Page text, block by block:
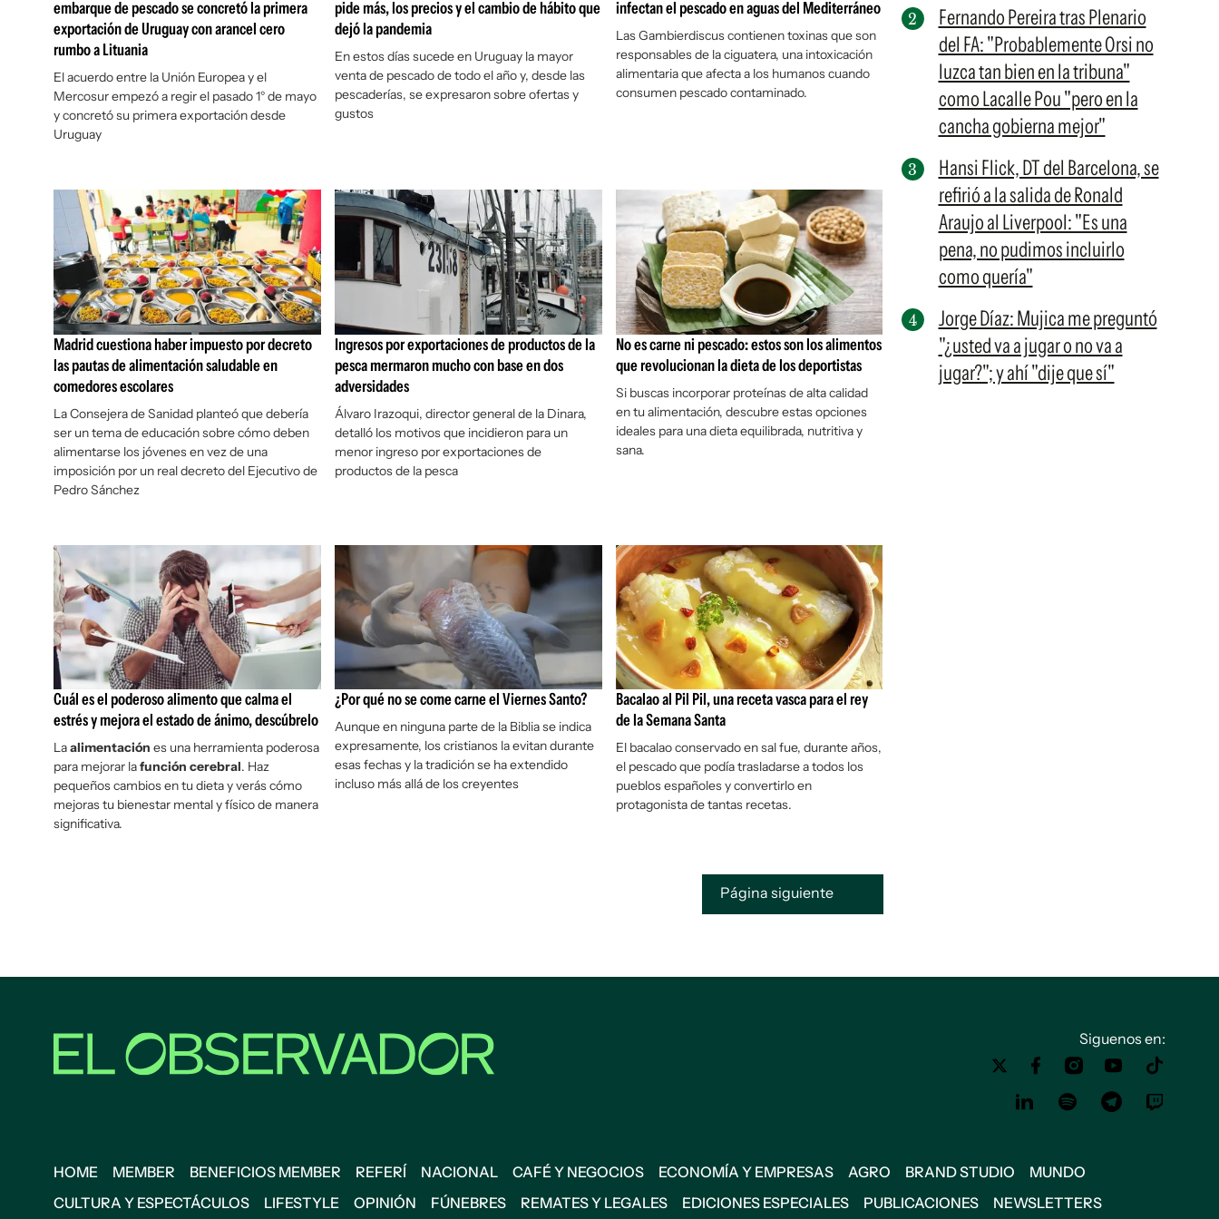
embarque de pescado se concretó la primera
exportación de Uruguay con arancel cero
rumbo a Lituania
El acuerdo entre la Unión Europea y el
Mercosur empezó a regir el pasado 1° de mayo
y concretó su primera exportación desde
Uruguay
pide más, los precios y el cambio de hábito que
dejó la pandemia
En estos días sucede en Uruguay la mayor
venta de pescado de todo el año y, desde las
pescaderías, se expresaron sobre ofertas y
gustos
infectan el pescado en aguas del Mediterráneo
Las Gambierdiscus contienen toxinas que son
responsables de la ciguatera, una intoxicación
alimentaria que afecta a los humanos cuando
consumen pescado contaminado.
Madrid cuestiona haber impuesto por decreto
las pautas de alimentación saludable en
comedores escolares
La Consejera de Sanidad planteó que debería
ser un tema de educación sobre cómo deben
alimentarse los jóvenes en vez de una
imposición por un real decreto del Ejecutivo de
Pedro Sánchez
Ingresos por exportaciones de productos de la
pesca mermaron mucho con base en dos
adversidades
Álvaro Irazoqui, director general de la Dinara,
detalló los motivos que incidieron para un
menor ingreso por exportaciones de
productos de la pesca
No es carne ni pescado: estos son los alimentos
que revolucionan la dieta de los deportistas
Si buscas incorporar proteínas de alta calidad
en tu alimentación, descubre estas opciones
ideales para una dieta equilibrada, nutritiva y
sana.
Cuál es el poderoso alimento que calma el
estrés y mejora el estado de ánimo, descúbrelo
Laalimentación es una herramienta poderosa
para mejorar lafunción cerebral. Haz
pequeños cambios en tu dieta y verás cómo
mejoras tu bienestar mental y físico de manera
significativa.
¿Por qué no se come carne el Viernes Santo?
Aunque en ninguna parte de la Biblia se indica
expresamente, los cristianos la evitan durante
esas fechas y la tradición se ha extendido
incluso más allá de los creyentes
Bacalao al Pil Pil, una receta vasca para el rey
de la Semana Santa
El bacalao conservado en sal fue, durante años,
el pescado que podía trasladarse a todos los
pueblos españoles y convertirlo en
protagonista de tantas recetas.
Página siguiente
Fernando Pereira tras Plenario
del FA: "Probablemente Orsi no
luzca tan bien en la tribuna"
como Lacalle Pou "pero en la
cancha gobierna mejor"
Hansi Flick, DT del Barcelona, se
refirió a la salida de Ronald
Araujo al Liverpool: "Es una
pena, no pudimos incluirlo
como quería"
Jorge Díaz: Mujica me preguntó
"¿usted va a jugar o no va a
jugar?"; y ahí "dije que sí"
Siguenos en:
HOME MEMBER BENEFICIOS MEMBER REFERÍ NACIONAL CAFÉ Y NEGOCIOS ECONOMÍA Y EMPRESAS AGRO BRAND STUDIO
MUNDO
CULTURA Y ESPECTÁCULOS
LIFESTYLE OPINIÓN FÚNEBRES REMATES Y LEGALES EDICIONES ESPECIALES PUBLICACIONES NEWSLETTERS